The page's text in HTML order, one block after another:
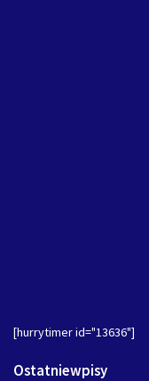
[hurrytimer id="13636"]
Ostatniewpisy